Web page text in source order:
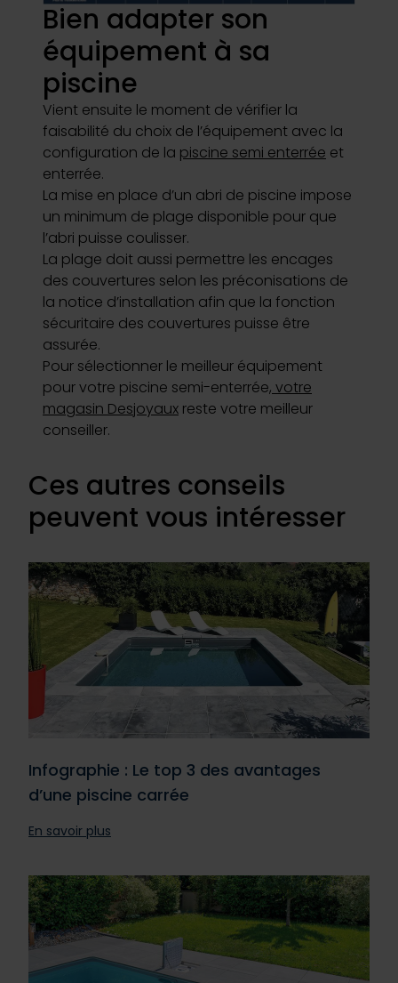
Bien adapter son
équipement à sa
piscine
Vient ensuite le moment de vérifier la
faisabilité du choix de l’équipement avec la
configuration de la piscine semi enterrée et
enterrée.
La mise en place d’un abri de piscine impose
un minimum de plage disponible pour que
l’abri puisse coulisser.
La plage doit aussi permettre les encages
des couvertures selon les préconisations de
la notice d’installation afin que la fonction
sécuritaire des couvertures puisse être
assurée.
Pour sélectionner le meilleur équipement
pour votre piscine semi-enterrée, votre
magasin Desjoyaux reste votre meilleur
conseiller.
Ces autres conseils
peuvent vous intéresser
Infographie : Le top 3 des avantages
d’une piscine carrée
En savoir plus